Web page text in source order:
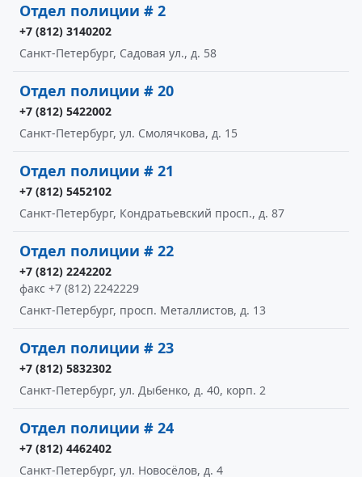
Отдел полиции # 2
+7 (812) 3140202
Санкт-Петербург, Садовая ул., д. 58
Отдел полиции # 20
+7 (812) 5422002
Санкт-Петербург, ул. Смолячкова, д. 15
Отдел полиции # 21
+7 (812) 5452102
Санкт-Петербург, Кондратьевский просп., д. 87
Отдел полиции # 22
+7 (812) 2242202
факс +7 (812) 2242229
Санкт-Петербург, просп. Металлистов, д. 13
Отдел полиции # 23
+7 (812) 5832302
Санкт-Петербург, ул. Дыбенко, д. 40, корп. 2
Отдел полиции # 24
+7 (812) 4462402
Санкт-Петербург, ул. Новосёлов, д. 4